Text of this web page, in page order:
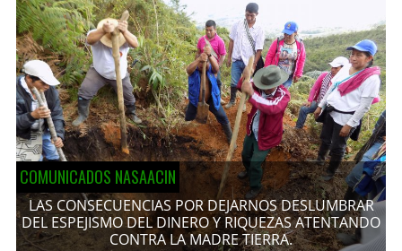
COMUNICADOS NASAACIN
LAS CONSECUENCIAS POR DEJARNOS DESLUMBRAR
DEL ESPEJISMO DEL DINERO Y RIQUEZAS ATENTANDO
CONTRA LA MADRE TIERRA.